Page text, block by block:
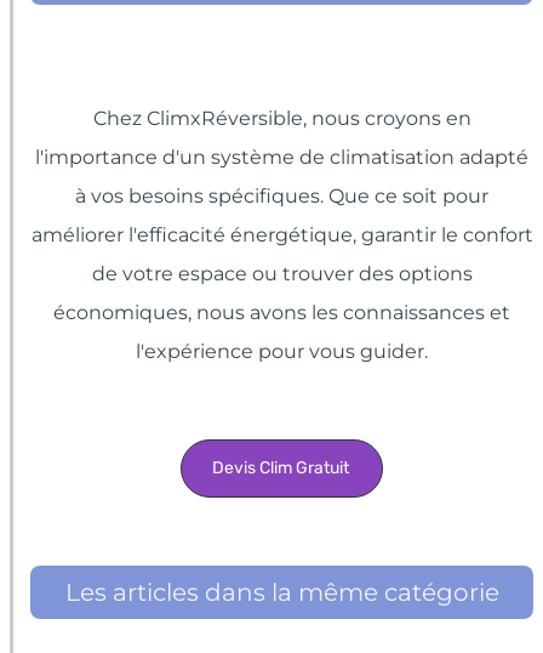
Chez ClimxRéversible, nous croyons en
l'importance d'un système de climatisation adapté
à vos besoins spécifiques. Que ce soit pour
améliorer l'efficacité énergétique, garantir le confort
de votre espace ou trouver des options
économiques, nous avons les connaissances et
l'expérience pour vous guider.
Devis Clim Gratuit
Les articles dans la même catégorie